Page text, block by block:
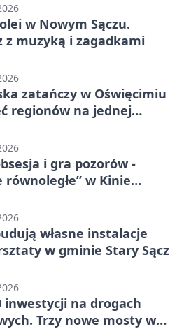
w Nowym Sączu.
z muzyką i zagadkami
zatańczy w Oświęcimiu
regionów na jednej
i gra pozorów -
równoległe” w Kinie
własne instalacje
w gminie Stary Sącz
inwestycji na drogach
Trzy nowe mosty w